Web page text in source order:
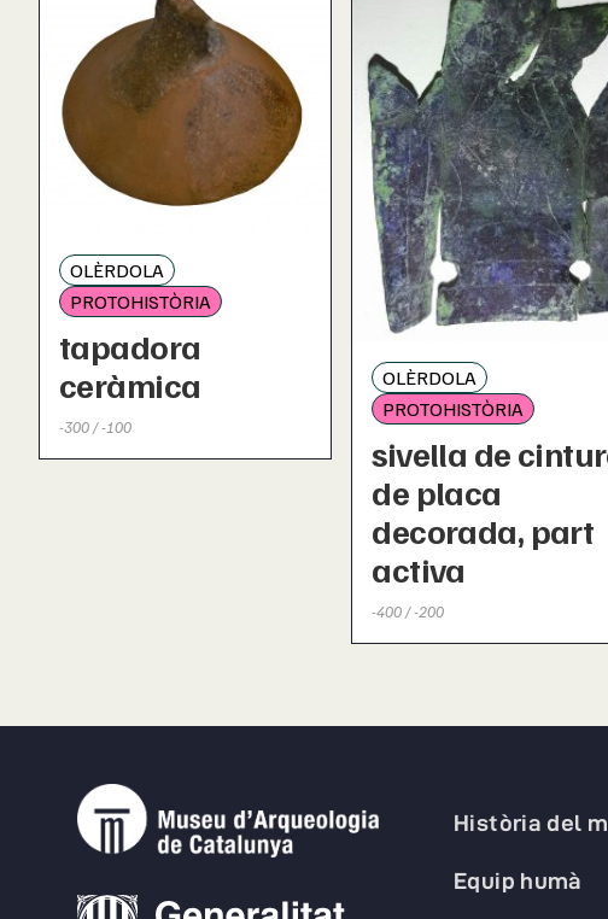
OLÈRDOLA
PROTOHISTÒRIA
tapadora
ceràmica
-300 / -100
OLÈRDOLA
PROTOHISTÒRIA
sivella de
de placa
decorada, part
activa
-400 / -200
Història del
Equip humà